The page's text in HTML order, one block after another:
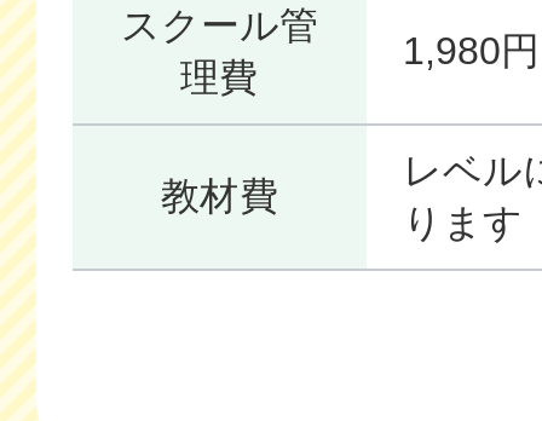
スクール管
理費
1,980
教材費
レベル
ります